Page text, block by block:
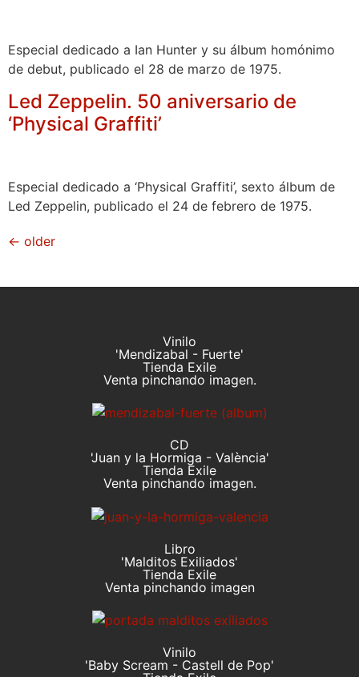
Especial dedicado a Ian Hunter y su álbum homónimo
de debut, publicado el 28 de marzo de 1975.
Led Zeppelin. 50 aniversario de
‘Physical Graffiti’
Especial dedicado a ‘Physical Graffiti’, sexto álbum de
Led Zeppelin, publicado el 24 de febrero de 1975.
← older
Vinilo
'Mendizabal - Fuerte'
Tienda Exile
Venta pinchando imagen.
CD
'Juan y la Hormiga - València'
Tienda Exile
Venta pinchando imagen.
Libro
'Malditos Exiliados'
Tienda Exile
Venta pinchando imagen
Vinilo
'Baby Scream - Castell de Pop'